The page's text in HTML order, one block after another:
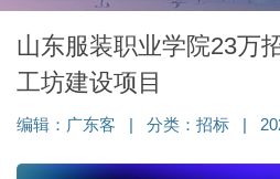
山东服装职业学院23万
工坊建设项目
编辑： 广东客 分类： 招标